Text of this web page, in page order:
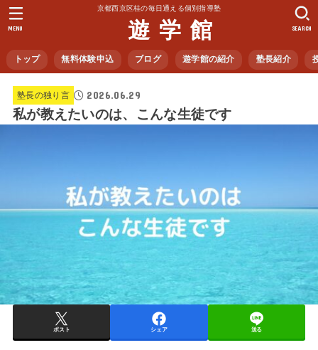
京都西京区桂の毎日通える個別指導塾
遊 学 館
トップ 無料体験申込 ブログ 遊学館の紹介 塾長紹介
SEARCH
MENU
塾長の独り言 2026.06.29
私が教えたいのは、こんな生徒です
ポスト シェア 送る